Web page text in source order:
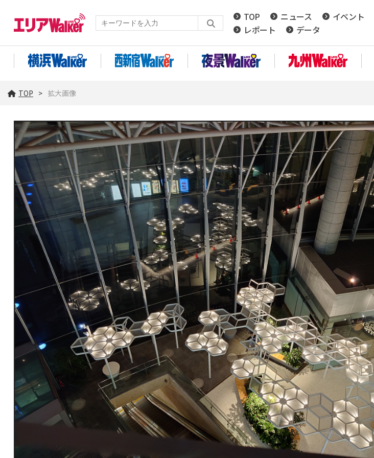
TOP ニュース イベント
レポート
データ
TOP 拡大画像